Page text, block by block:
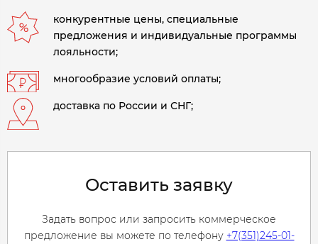
конкурентные цены, специальные
предложения и индивидуальные программы
лояльности;
многообразие условий оплаты;
доставка по России и СНГ;
Оставить заявку
Задать вопрос или запросить коммерческое
предложение вы можете по телефону +7(351)245-01-